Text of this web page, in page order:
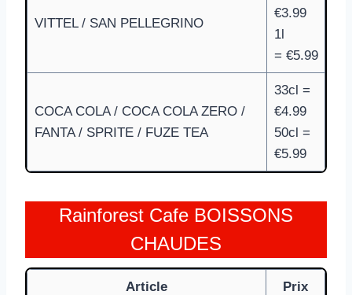
VITTEL / SAN PELLEGRINO
€3.99
1l
= €5.99
COCA COLA / COCA COLA ZERO /
FANTA / SPRITE / FUZE TEA
33cl =
€4.99
50cl =
€5.99
Rainforest Cafe BOISSONS
CHAUDES
Article Prix